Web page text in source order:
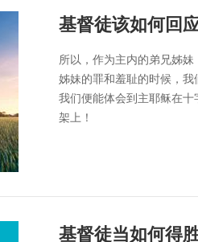
基督徒该如何回
所以，作为主内的弟兄姊
姊妹的罪和羞耻的时候，我
我们便能体会到主耶稣在
架上！
基督徒当如何得